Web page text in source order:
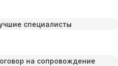
специалисты
на сопровождение